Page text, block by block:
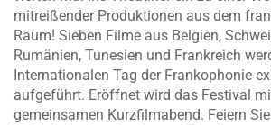
mitreißender Produktionen aus dem
Raum! Sieben Filme aus Belgien,
Rumänien, Tunesien und Frankreich
Internationalen Tag der Frankophonie
aufgeführt. Eröffnet wird das Festival
gemeinsamen Kurzfilmabend. Feiern